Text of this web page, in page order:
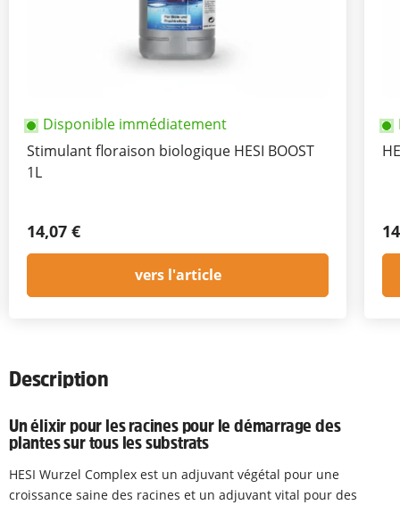
Disponible immédiatement
Stimulant floraison biologique HESI BOOST
1L
14,07 €
vers l'article
Description
Un élixir pour les racines pour le démarrage des
plantes sur tous les substrats
HESI Wurzel Complex est un adjuvant végétal pour une
croissance saine des racines et un adjuvant vital pour des